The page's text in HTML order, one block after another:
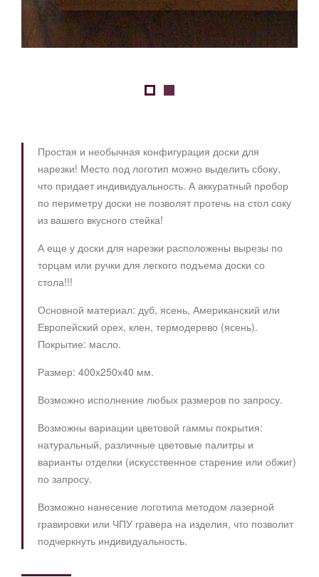
Простая и необычная конфигурация доски для
нарезки! Место под логотип можно выделить сбоку,
что придает индивидуальность. А аккуратный пробор
по периметру доски не позволят протечь на стол соку
из вашего вкусного стейка!
А еще у доски для нарезки расположены вырезы по
торцам или ручки для легкого подъема доски со
стола!!!
Основной материал: дуб, ясень, Американский или
Европейский орех, клен, термодерево (ясень).
Покрытие: масло.
Размер: 400х250х40 мм.
Возможно исполнение любых размеров по запросу.
Возможны вариации цветовой гаммы покрытия:
натуральный, различные цветовые палитры и
варианты отделки (искусственное старение или обжиг)
по запросу.
Возможно нанесение логотипа методом лазерной
гравировки или ЧПУ гравера на изделия, что позволит
подчеркнуть индивидуальность.